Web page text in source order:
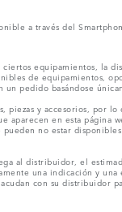
a través del
equipamientos, la
de equipamientos,
pedido basándose
y accesorios, por
en esta página
no estar
al distribuidor, el
una indicación y
con su distribuidor